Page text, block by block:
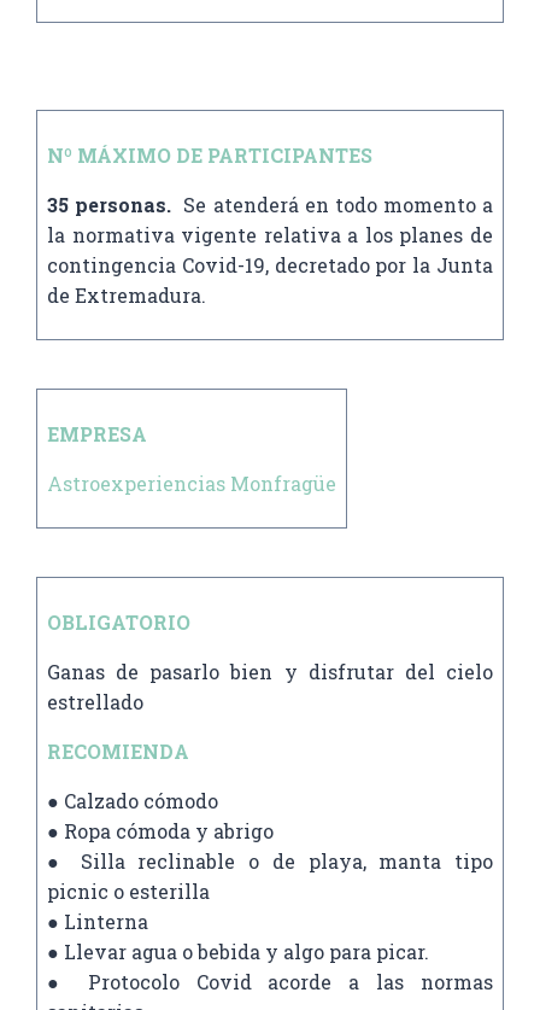
Nº MÁXIMO DE PARTICIPANTES
35 personas. Se atenderá en todo momento a
la normativa vigente relativa a los planes de
contingencia Covid-19, decretado por la Junta
de Extremadura.
EMPRESA
Astroexperiencias Monfragüe
OBLIGATORIO
Ganas de pasarlo bien y disfrutar del cielo
estrellado
RECOMIENDA
● Calzado cómodo
● Ropa cómoda y abrigo
● Silla reclinable o de playa, manta tipo
picnic o esterilla
● Linterna
● Llevar agua o bebida y algo para picar.
● Protocolo Covid acorde a las normas